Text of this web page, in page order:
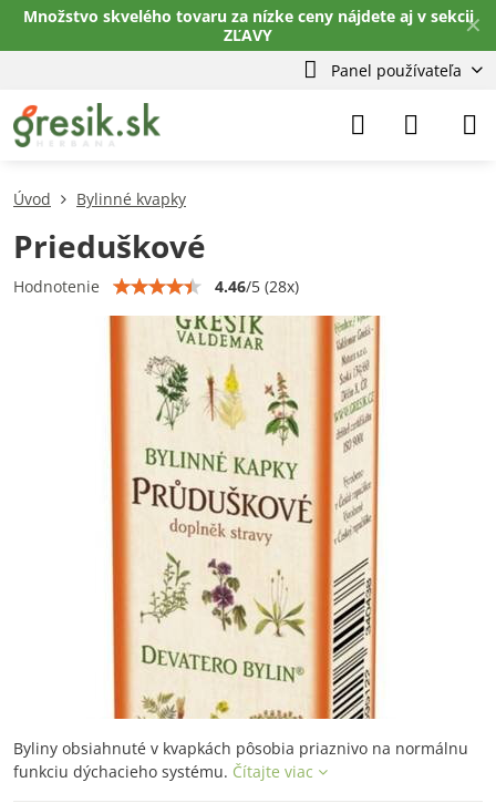
✕
Množstvo skvelého tovaru za nízke ceny nájdete aj v sekcii
ZĽAVY
Panel používateľa
Úvod Bylinné kvapky
Prieduškové
Hodnotenie 4.46/5 (28x)
Byliny obsiahnuté v kvapkách pôsobia priaznivo na normálnu
funkciu dýchacieho systému. Čítajte viac